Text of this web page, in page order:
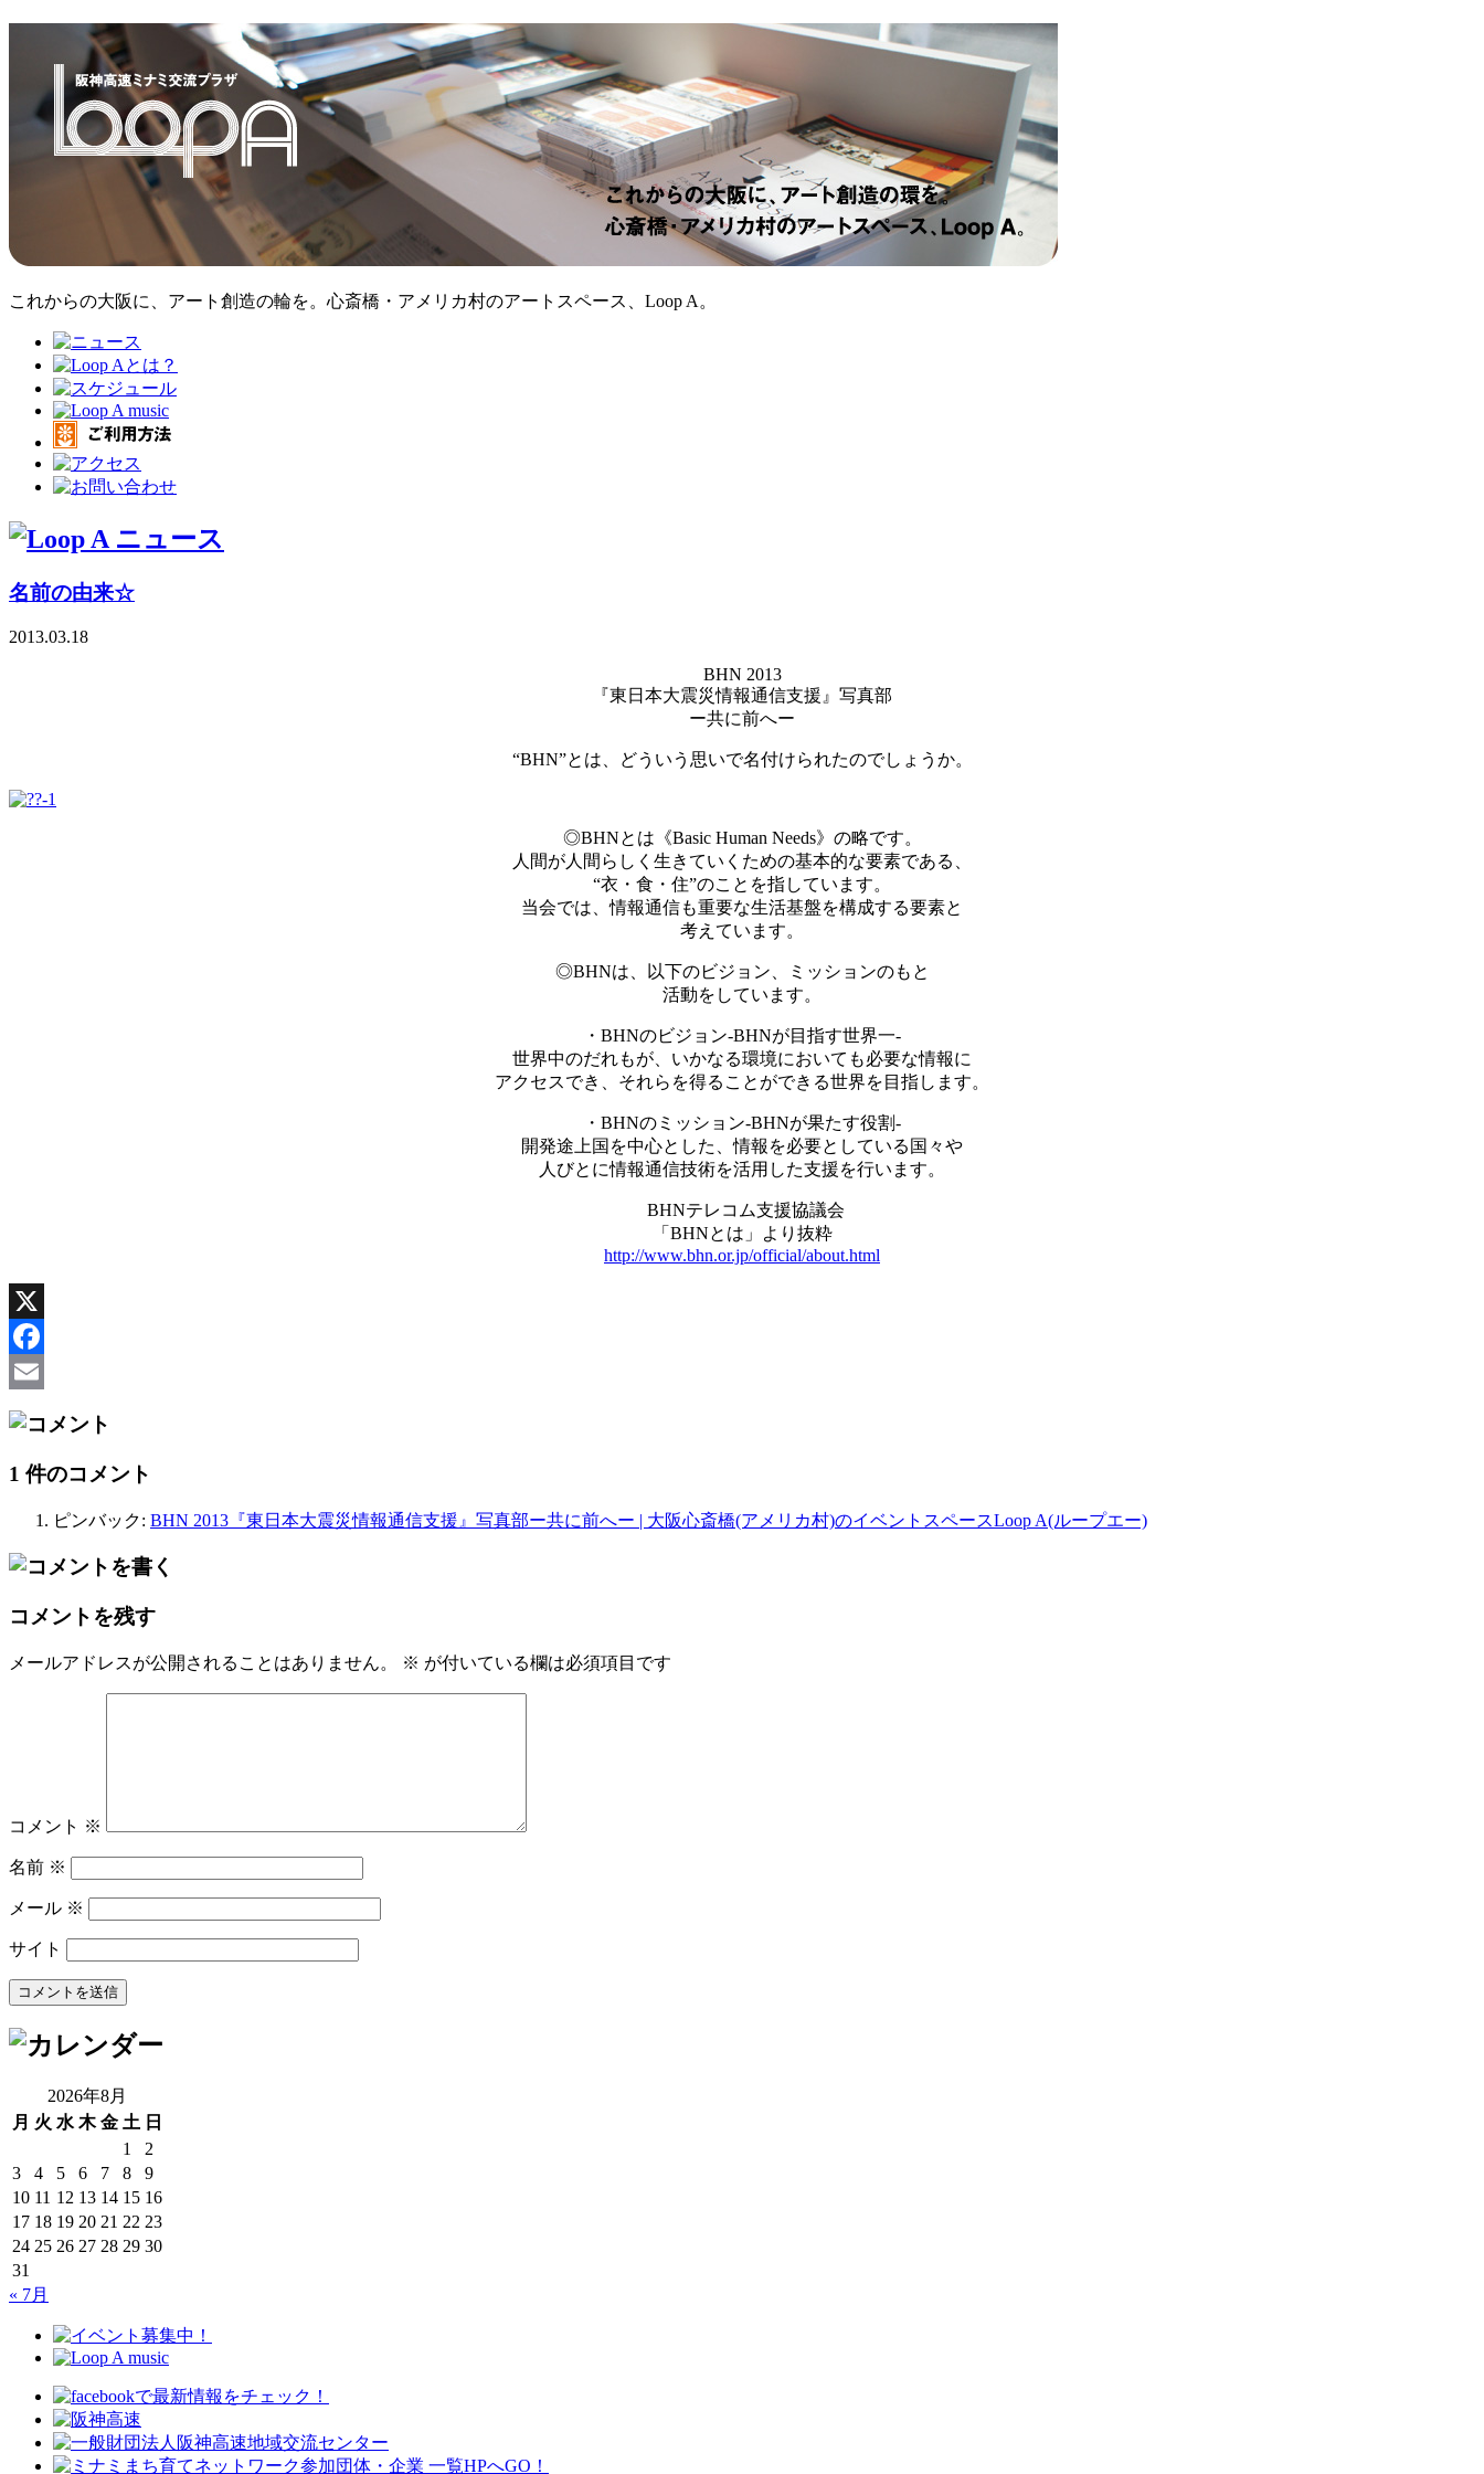
これからの大阪に、アート創造の輪を。心斎橋・アメリカ村のアートスペース、Loop A。
名前の由来☆
2013.03.18
BHN 2013
『東日本大震災情報通信支援』写真部
ー共に前へー
“BHN”とは、どういう思いで名付けられたのでしょうか。
◎BHNとは《Basic Human Needs》の略です。
人間が人間らしく生きていくための基本的な要素である、
“衣・食・住”のことを指しています。
当会では、情報通信も重要な生活基盤を構成する要素と
考えています。
◎BHNは、以下のビジョン、ミッションのもと
活動をしています。
・BHNのビジョン-BHNが目指す世界一-
世界中のだれもが、いかなる環境においても必要な情報に
アクセスでき、それらを得ることができる世界を目指します。
・BHNのミッション-BHNが果たす役割-
開発途上国を中心とした、情報を必要としている国々や
人びとに情報通信技術を活用した支援を行います。
BHNテレコム支援協議会
「BHNとは」より抜粋
http://www.bhn.or.jp/official/about.html
X
Facebook
Email
1 件のコメント
ピンバック: BHN 2013『東日本大震災情報通信支援』写真部ー共に前へー | 大阪心斎橋(アメリカ村)のイベントスペースLoop A(ループエー)
コメントを残す
メールアドレスが公開されることはありません。 ※ が付いている欄は必須項目です
コメント ※
名前 ※
メール ※
サイト
2026年8月
月 火 水 木 金 土 日
1
2
3
4 5 6 7 8
9
10 11 12 13 14 15 16
17 18 19 20 21 22 23
24 25 26 27 28 29 30
31
« 7月